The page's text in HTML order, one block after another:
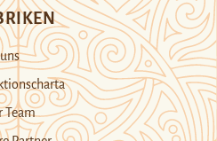
Team